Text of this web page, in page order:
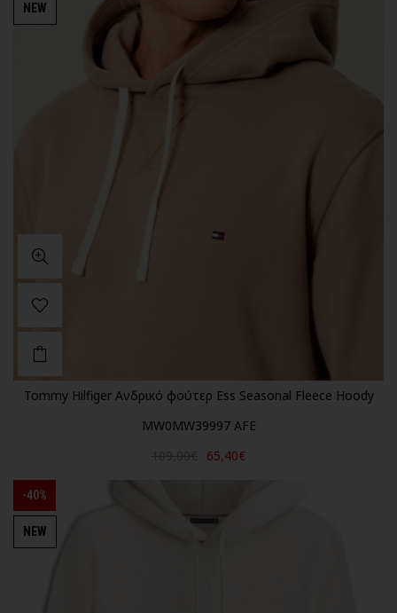
NEW
Tommy Hilfiger Ανδρικό φούτερ Ess Seasonal Fleece Hoody
MW0MW39997 AFE
65,40€
-40%
NEW